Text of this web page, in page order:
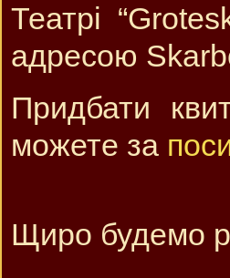
Театрі
адресою
Придбати
можете за
Щиро будемо